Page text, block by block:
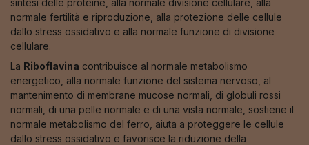
normale fertilità e riproduzione, alla protezione delle cellule
dallo stress ossidativo e alla normale funzione di divisione
cellulare.
La Riboflavina contribuisce al normale metabolismo
energetico, alla normale funzione del sistema nervoso, al
mantenimento di membrane mucose normali, di globuli rossi
normali, di una pelle normale e di una vista normale, sostiene il
normale metabolismo del ferro, aiuta a proteggere le cellule
dallo stress ossidativo e favorisce la riduzione della